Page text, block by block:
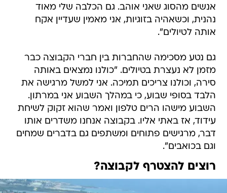
אנשים מהסוג שאני אוהב. גם הכלבה שלי מאוד
נהנית, וכשאהיה בזוגיות, אני מאמין שעדיין אקח
אותה לטיולים".
גם נטע מסכימה שהחברות בין חברי הקבוצה כבר
מזמן לא נעצרת בטיולים. "כולנו נמצאים באותה
סירה, וכולנו צריכים תמיכה. אני למשל מרגישה את
הלבד בסופי שבוע, כי במהלך השבוע אני במרתון.
השבוע מישהו הרים טלפון ואמר שהוא זקוק לשיחת
עידוד, אז באתי אליו. בקבוצה אנחנו משדרים אותו
דבר, מרגישים פתוחים ומשתפים גם בדברים שמחים
וגם בכואבים".
רוצים להצטרף לקבוצה?